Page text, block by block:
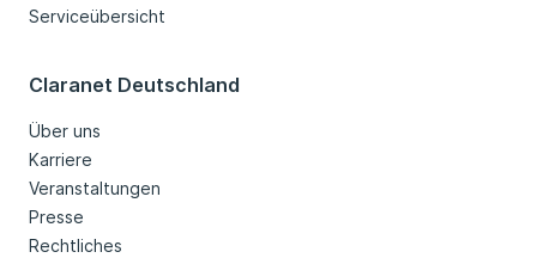
Serviceübersicht
Claranet Deutschland
Über uns
Karriere
Veranstaltungen
Presse
Rechtliches